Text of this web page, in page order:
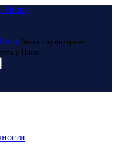
Званична интернет
у Нишу